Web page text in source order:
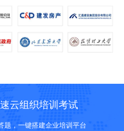
云组织培训考试
题，一键搭建企业培训平台